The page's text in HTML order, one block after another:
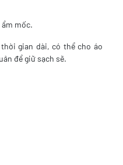
mốc.
gian dài, có thể cho áo
để giữ sạch sẽ.